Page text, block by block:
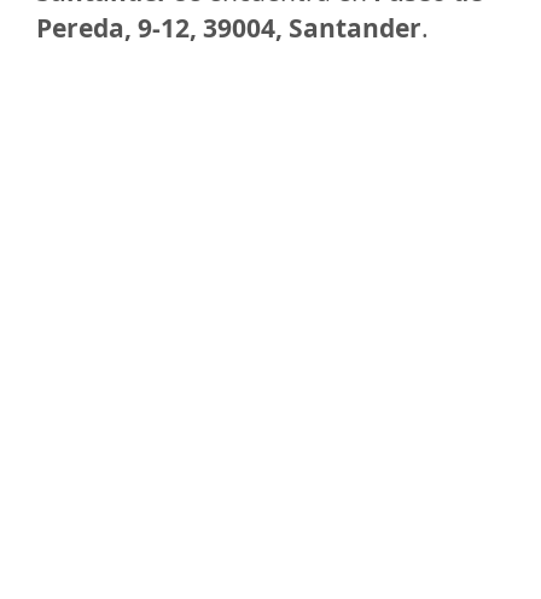
Pereda, 9-12, 39004, Santander.